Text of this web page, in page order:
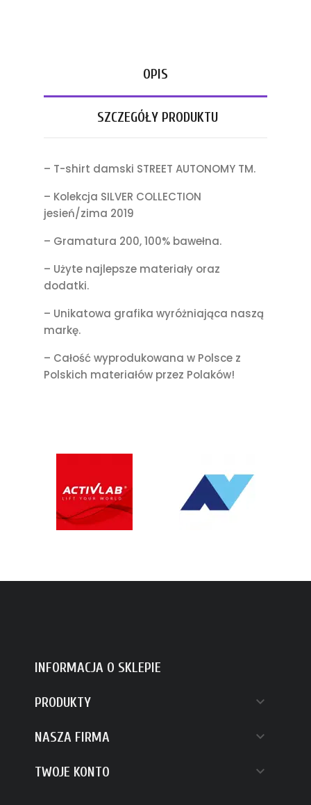
OPIS
SZCZEGÓŁY PRODUKTU
– T-shirt damski STREET AUTONOMY TM.
– Kolekcja SILVER COLLECTION
jesień/zima 2019
– Gramatura 200, 100% bawełna.
– Użyte najlepsze materiały oraz
dodatki.
– Unikatowa grafika wyróżniająca naszą
markę.
– Całość wyprodukowana w Polsce z
Polskich materiałów przez Polaków!
INFORMACJA O SKLEPIE
PRODUKTY 
NASZA FIRMA 
TWOJE KONTO 